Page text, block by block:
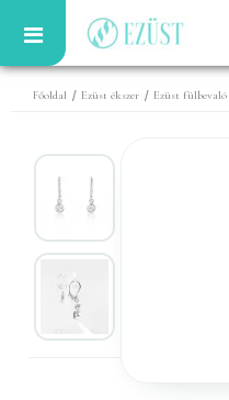
Főoldal / Ezüst ékszer / Ezüst fülbevaló